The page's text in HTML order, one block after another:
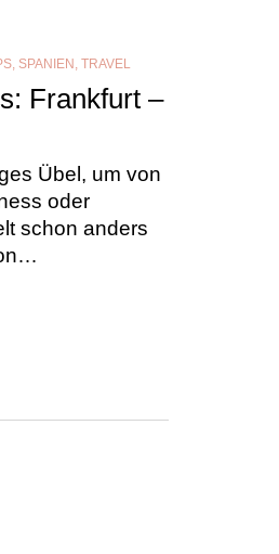
, SPANIEN , TRAVEL
Frankfurt –
Übel, um von
oder
schon anders